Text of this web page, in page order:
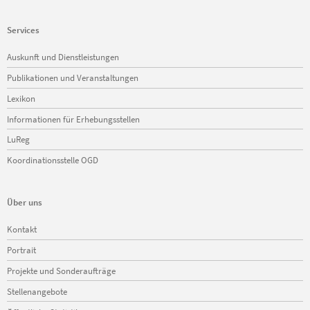
Services
Navigation
überspringen
Auskunft und Dienstleistungen
Publikationen und Veranstaltungen
Lexikon
Informationen für Erhebungsstellen
LuReg
Koordinationsstelle OGD
Über uns
Navigation
überspringen
Kontakt
Portrait
Projekte und Sonderaufträge
Stellenangebote